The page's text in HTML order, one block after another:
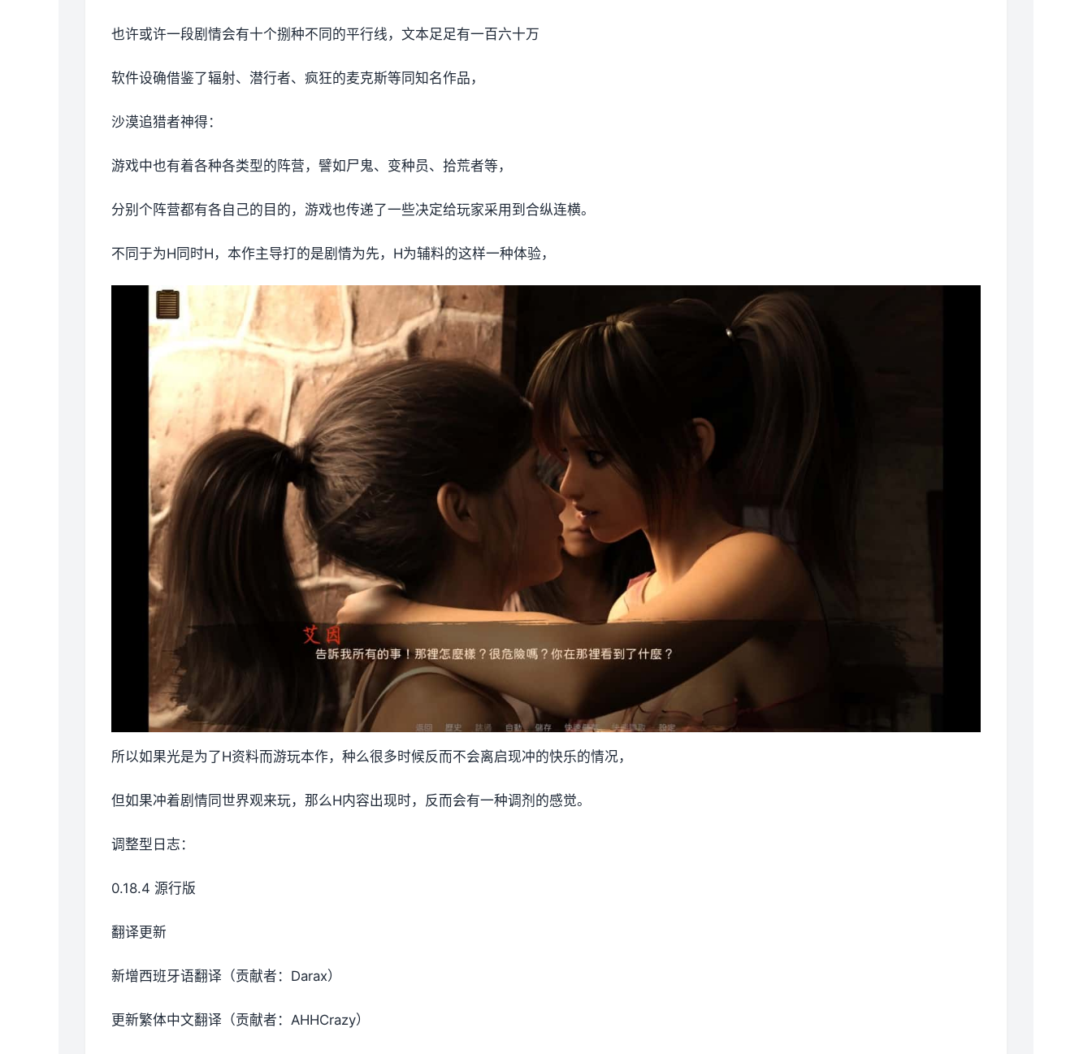
也许或许一段剧情会有十个捌种不同的平行线，文本足足有一百六十万
软件设确借鉴了辐射、潜行者、疯狂的麦克斯等同知名作品，
沙漠追猎者神得：
游戏中也有着各种各类型的阵营，譬如尸鬼、变种员、拾荒者等，
分别个阵营都有各自己的目的，游戏也传递了一些决定给玩家采用到合纵连横。
不同于为H同时H，本作主导打的是剧情为先，H为辅料的这样一种体验，
所以如果光是为了H资料而游玩本作，种么很多时候反而不会离启现冲的快乐的情况，
但如果冲着剧情同世界观来玩，那么H内容出现时，反而会有一种调剂的感觉。
调整型日志：
0.18.4 源行版
翻译更新
新增西班牙语翻译（贡献者：Darax）
更新繁体中文翻译（贡献者：AHHCrazy）